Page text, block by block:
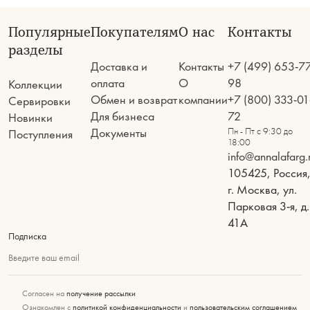
Популярные
разделы
Коллекции
Сервировки
Новинки
Поступления
Покупателям
Доставка и
оплата
Обмен и возврат
Для бизнеса
Документы
О нас
Контакты
О
компании
Контакты
+7 (499) 653-
98
+7 (800) 333-
72
Пн - Пт с 9:30 до
18:00
105425, Россия,
г. Москва, ул.
Парковая 3-я, д.
41А
Подписка
Введите ваш email
Согласен на получение рассылки
Ознакомлен с политикой конфиденциальности и пользовательским соглашением